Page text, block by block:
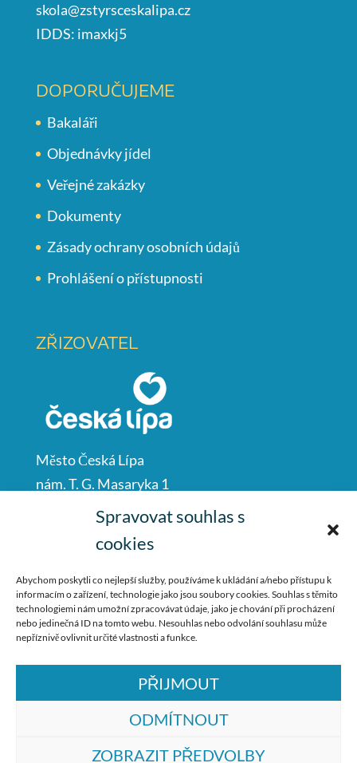
Spravovat souhlas s
cookies
Abychom poskytli co nejlepší služby, používáme k ukládání a/nebo přístupu k
informacím o zařízení, technologie jako jsou soubory cookies. Souhlas s těmito
technologiemi nám umožní zpracovávat údaje, jako je chování při procházení
nebo jedinečná ID na tomto webu. Nesouhlas nebo odvolání souhlasu může
nepříznivě ovlivnit určité vlastnosti a funkce.
PŘIJMOUT
ODMÍTNOUT
ZOBRAZIT PŘEDVOLBY
skola@zstyrsceskalipa.cz
IDDS: imaxkj5
DOPORUČUJEME
Bakaláři
Objednávky jídel
Veřejné zakázky
Dokumenty
Zásady ochrany osobních údajů
Prohlášení o přístupnosti
ZŘIZOVATEL
Město Česká Lípa
nám. T. G. Masaryka 1
Česká Lípa
487 881 111
podatelna@mucl.cz